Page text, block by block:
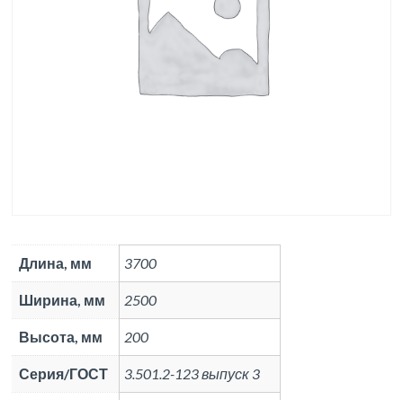
Длина, мм 3700
Ширина, мм 2500
Высота, мм 200
Серия/ГОСТ 3.501.2-123 выпуск 3